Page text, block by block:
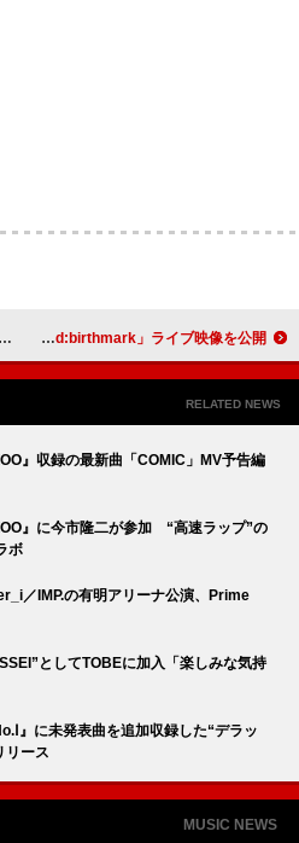
アイナ・ジ・エンド、日本武道館公演より「Red:birthmark」ライブ映像を公開
RELATED NEWS
』収録の最新曲「COMIC」MV予告編
』に今市隆二が参加 “高速ラップ”の
ボ
／IMP.の有明アリーナ公演、Prime
としてTOBEに加入「楽しみな気持
』に未発表曲を追加収録した“デラッ
リース
MUSIC NEWS